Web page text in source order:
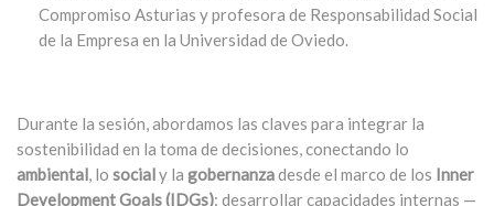
Compromiso Asturias y profesora de Responsabilidad Social
de la Empresa en la Universidad de Oviedo.
Durante la sesión, abordamos las claves para integrar la
sostenibilidad en la toma de decisiones, conectando lo
ambiental, lo socialy la gobernanzadesde el marco de los Inner
Development Goals (IDGs): desarrollar capacidades internas —